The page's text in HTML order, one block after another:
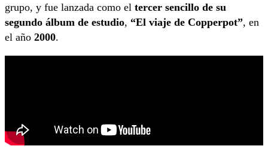
grupo, y fue lanzada como el tercer sencillo de su
segundo álbum de estudio, “El viaje de Copperpot”, en
el año 2000.